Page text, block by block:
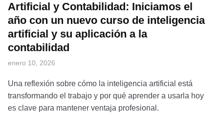
Artificial y Contabilidad: Iniciamos el
año con un nuevo curso de inteligencia
artificial y su aplicación a la
contabilidad
enero 10, 2026
Una reflexión sobre cómo la inteligencia artificial está
transformando el trabajo y por qué aprender a usarla hoy
es clave para mantener ventaja profesional.